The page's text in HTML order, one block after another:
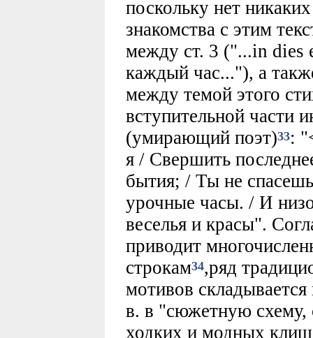
поскольку нет
знакомства с этим
между ст. 3 ("...in
каждый час..."), а
между темой этого
вступительной части
(умирающий поэт)33:
я / Свершить
бытия; / Ты не
урочные часы. / И
веселья и красы".
приводит
строкам34,ряд
мотивов
в. в "сюжетную схему,
ходких и модных